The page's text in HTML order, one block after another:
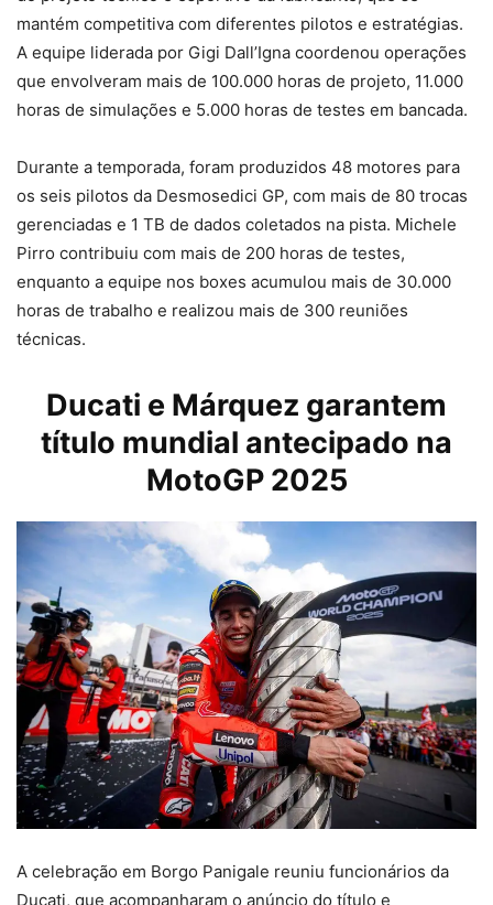
mantém competitiva com diferentes pilotos e estratégias.
A equipe liderada por Gigi Dall’Igna coordenou operações
que envolveram mais de 100.000 horas de projeto, 11.000
horas de simulações e 5.000 horas de testes em bancada.
Durante a temporada, foram produzidos 48 motores para
os seis pilotos da Desmosedici GP, com mais de 80 trocas
gerenciadas e 1 TB de dados coletados na pista. Michele
Pirro contribuiu com mais de 200 horas de testes,
enquanto a equipe nos boxes acumulou mais de 30.000
horas de trabalho e realizou mais de 300 reuniões
técnicas.
Ducati e Márquez garantem
título mundial antecipado na
MotoGP 2025
A celebração em Borgo Panigale reuniu funcionários da
Ducati, que acompanharam o anúncio do título e